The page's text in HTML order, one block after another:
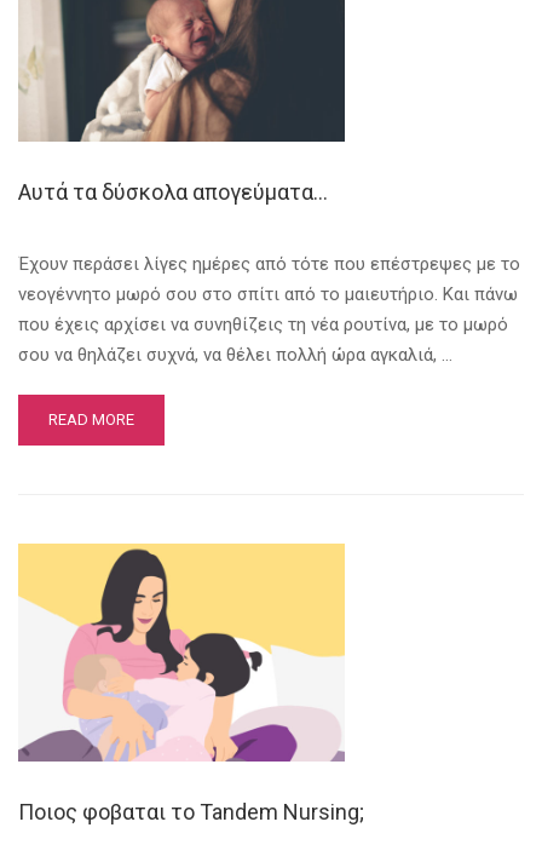
Αυτά τα δύσκολα απογεύματα…
Έχουν περάσει λίγες ημέρες από τότε που επέστρεψες με το
νεογέννητο μωρό σου στο σπίτι από το μαιευτήριο. Και πάνω
που έχεις αρχίσει να συνηθίζεις τη νέα ρουτίνα, με το μωρό
σου να θηλάζει συχνά, να θέλει πολλή ώρα αγκαλιά, …
READ MORE
Ποιος φοβαται το Tandem Nursing;